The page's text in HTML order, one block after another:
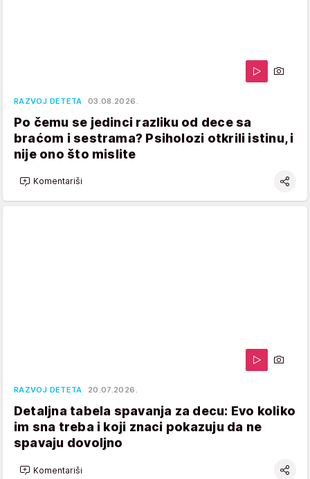
RAZVOJ DETETA 03.08.2026.
Po čemu se jedinci razliku od dece sa
braćom i sestrama? Psiholozi otkrili istinu, i
nije ono što mislite
Komentariši
RAZVOJ DETETA 20.07.2026.
Detaljna tabela spavanja za decu: Evo koliko
im sna treba i koji znaci pokazuju da ne
spavaju dovoljno
Komentariši